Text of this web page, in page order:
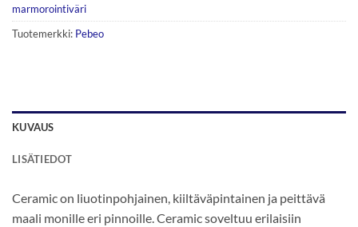
marmorointiväri
Tuotemerkki: Pebeo
KUVAUS
LISÄTIEDOT
Ceramic on liuotinpohjainen, kiiltäväpintainen ja peittävä
maali monille eri pinnoille. Ceramic soveltuu erilaisiin